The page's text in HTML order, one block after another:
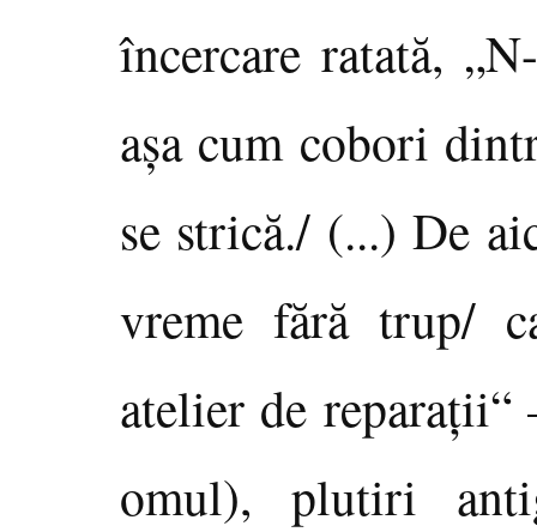
încercare ratată,
aşa cum cobori
se strică./ (...) De
vreme fără trup/
atelier de reparaţii“
omul), plutiri